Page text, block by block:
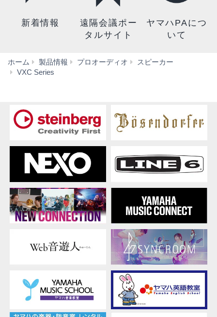
新着情報
遠隔会議ポー
タルサイト
ヤマハPAにつ
いて
ホーム 製品情報 プロオーディオ
スピーカー
VXC Series